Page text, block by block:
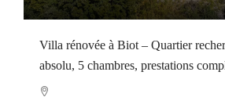
Villa rénovée à Biot – Quartier
absolu, 5 chambres, prestations